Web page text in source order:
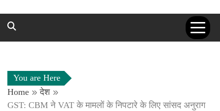
You are Here
Home
देश
GST: CBM ने VAT के मामलों के निपटारे के लिए सांसद अनुराग